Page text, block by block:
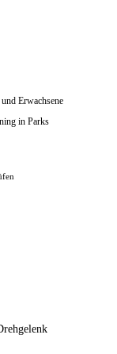
Erwachsene
in Parks